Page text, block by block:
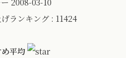
2008-03-10
ランキング : 11424
平均